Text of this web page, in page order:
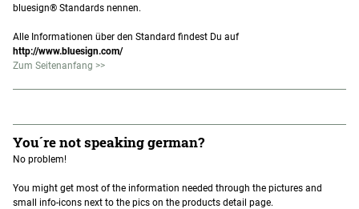
bluesign® Standards nennen.
Alle Informationen über den Standard findest Du auf
http://www.bluesign.com/
Zum Seitenanfang >>
You´re not speaking german?
No problem!
You might get most of the information needed through the pictures and
small info-icons next to the pics on the products detail page.